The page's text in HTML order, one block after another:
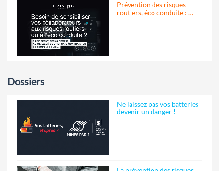
Prévention des risques
routiers, éco conduite : …
Dossiers
Ne laissez pas vos batteries
devenir un danger !